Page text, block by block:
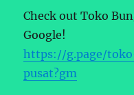
Check out Toko
Google!
https://g.page/
pusat?gm